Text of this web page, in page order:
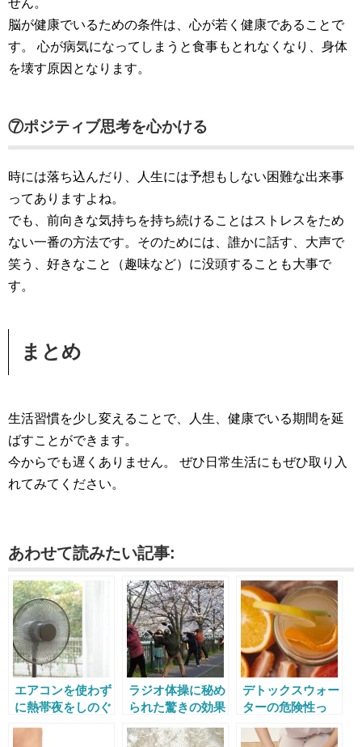
脳が健康でいるための条件は、心が若く健康であることで
す。 心が病気になってしまうと食事もとれなくなり、身体
を壊す原因となります。
⑦ポジティブ思考を心かける
時には落ち込んだり、人生には予想もしない困難な出来事
ってありますよね。
でも、前向きな気持ちを持ち続けることはストレスをため
ない一番の方法です。そのためには、誰かに話す、大声で
笑う、好きなこと（趣味など）に没頭することも大事で
す。
まとめ
生活習慣を少し変えることで、人生、健康でいる期間を延
ばすことができます。
今からでも遅くありません。 ぜひ日常生活にもぜひ取り入
れてみてください。
あわせて読みたい記事:
エアコンを使わず
に熱帯夜をしのぐ
ラジオ体操に秘め
られた驚きの効果
するのがいい？
デトックスウォー
ターの危険性っ
べるのとどう違